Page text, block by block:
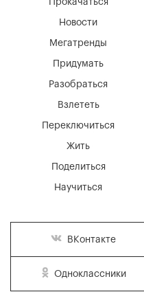
Мегатренды
Придумать
Разобраться
Взлететь
Новости
Переключиться
Жить
Поделиться
Научиться
ВКонтакте
Одноклассники